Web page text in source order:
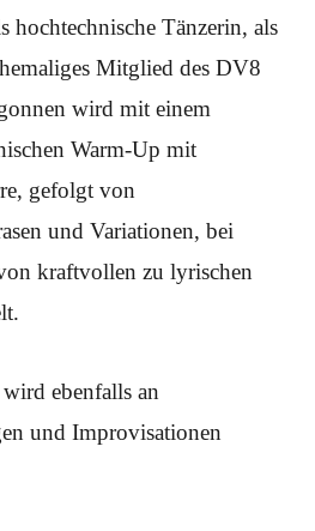
hochtechnische Tänzerin, als
Mitglied des DV8
wird mit einem
Warm-Up mit
gefolgt von
und Variationen, bei
kraftvollen zu lyrischen
ebenfalls an
und Improvisationen